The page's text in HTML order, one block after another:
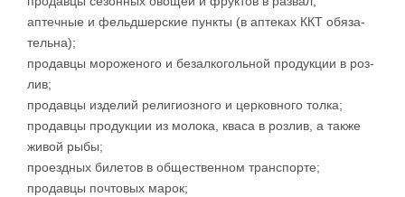
а­п­теч­ные и фель­д­шер­ские пун­к­ты (в ап­те­ках ККТ обя­за­
тель­на);
­про­дав­цы мо­ро­же­но­го и без­ал­ко­голь­ной про­дук­ции в роз­
лив;
­про­дав­цы из­де­лий ре­ли­ги­оз­но­го и цер­ко­в­но­го тол­ка;
­про­дав­цы про­дук­ции из мо­ло­ка, ква­са в роз­лив, а та­к­же
жи­вой ры­бы­;
­про­езд­ных би­ле­тов в об­ще­ствен­ном тран­с­пор­те;
­про­дав­цы поч­то­вых ма­ро­к;